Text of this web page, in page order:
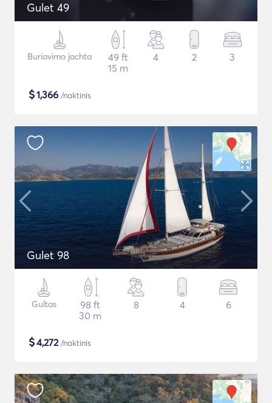
Gulet 49
Buriavimo jachta
49 ft
15 m
4 2 3
$1,366 /naktinis
Gulet 98
Gultas
98 ft
30 m
8 4 6
$4,272/naktinis